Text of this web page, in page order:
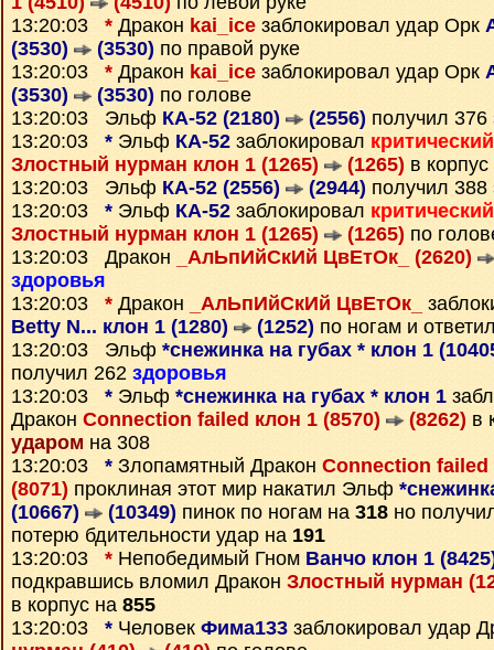
13:20:03 * Дракон kai_ice заблокировал удар Орк
(3530)
(3530) по правой руке
13:20:03 * Дракон kai_ice заблокировал удар Орк
(3530)
(3530) по голове
13:20:03 Эльф КА-52 (2180) (2556) получил 376
13:20:03 * Эльф КА-52 заблокировал критический
Злостный нурман клон 1 (1265)
(1265) в корпус
13:20:03 Эльф КА-52 (2556) (2944) получил 388
13:20:03 * Эльф КА-52 заблокировал критический
Злостный нурман клон 1 (1265)
(1265) по
13:20:03 Дракон
_АлЬпИйСкИй ЦвЕтОк_ (2620)
здоровья
13:20:03 * Дракон _АлЬпИйСкИй ЦвЕтОк_
Betty N... клон 1 (1280)
(1252) по ногам и
13:20:03 Эльф *снежинка на губах * клон 1
получил 262 здоровья
13:20:03 * Эльф *снежинка на губах * клон 1
Дракон Connection failed клон 1 (8570) (8262) в
ударом на 308
13:20:03 * Злопамятный Дракон Connection failed
(8071) проклиная этот мир накатил Эльф
(10667)
(10349) пинок по ногам на 318 но
потерю бдительности удар на 191
13:20:03 * Непобедимый Гном Ванчо клон 1
подкравшись вломил Дракон Злостный нурман
в корпус на 855
13:20:03 * Человек Фима133 заблокировал удар